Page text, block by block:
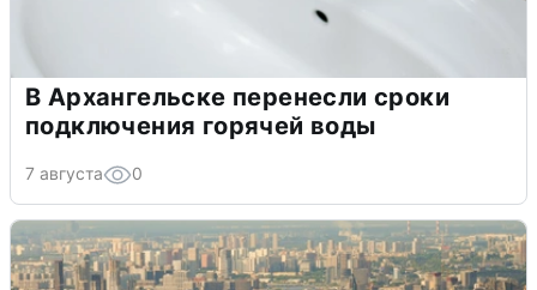
В Архангельске перенесли сроки
подключения горячей воды
7 августа 0